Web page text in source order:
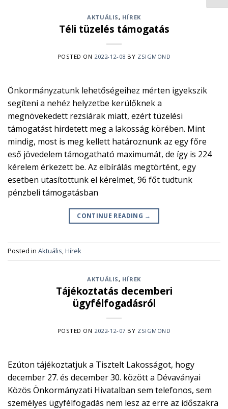
AKTUÁLIS, HÍREK
Téli tüzelés támogatás
POSTED ON 2022-12-08 BY ZSIGMOND
Önkormányzatunk lehetőségeihez mérten igyekszik
segíteni a nehéz helyzetbe kerülőknek a
megnövekedett rezsiárak miatt, ezért tüzelési
támogatást hirdetett meg a lakosság körében. Mint
mindig, most is meg kellett határoznunk az egy főre
eső jövedelem támogatható maximumát, de így is 224
kérelem érkezett be. Az elbírálás megtörtént, egy
esetben utasítottunk el kérelmet, 96 főt tudtunk
pénzbeli támogatásban
CONTINUE READING →
Posted in Aktuális,Hírek
AKTUÁLIS, HÍREK
Tájékoztatás decemberi
ügyfélfogadásról
POSTED ON 2022-12-07 BY ZSIGMOND
Ezúton tájékoztatjuk a Tisztelt Lakosságot, hogy
december 27. és december 30. között a Dévaványai
Közös Önkormányzati Hivatalban sem telefonos, sem
személyes ügyfélfogadás nem lesz az erre az időszakra